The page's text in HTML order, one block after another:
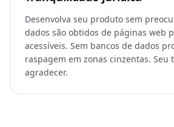
Desenvolva seu produto sem
dados são obtidos de páginas web
acessíveis. Sem bancos de dados
raspagem em zonas cinzentas. Seu
agradecer.